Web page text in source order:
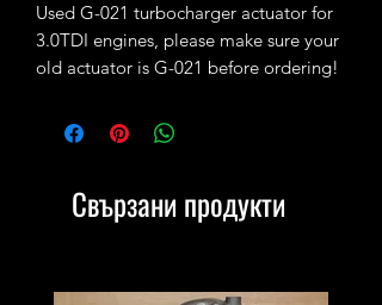
Used G-021 turbocharger actuator for
3.0TDI engines, please make sure your
old actuator is G-021 before ordering!
Свързани продукти